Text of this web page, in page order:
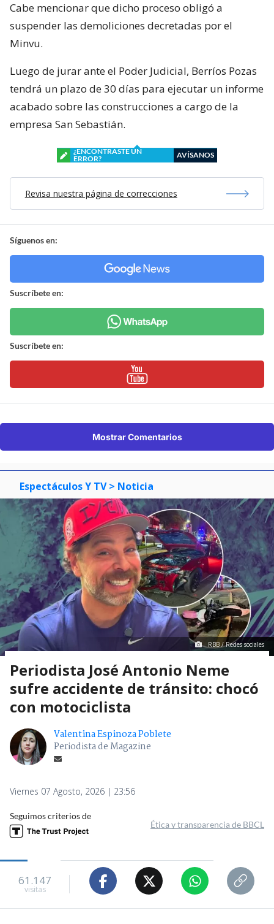
Cabe mencionar que dicho proceso obligó a
suspender las demoliciones decretadas por el
Minvu.
Luego de jurar ante el Poder Judicial, Berríos Pozas
tendrá un plazo de 30 días para ejecutar un informe
acabado sobre las construcciones a cargo de la
empresa San Sebastián.
¿ENCONTRASTE UN
ERROR?
AVÍSANOS
Revisa nuestra página de correcciones
Síguenos en:
Suscríbete en:
Suscríbete en:
Mostrar Comentarios
Espectáculos Y TV > Noticia
RBB / Redes sociales
Periodista José Antonio Neme
sufre accidente de tránsito: chocó
con motociclista
Valentina Espinoza Poblete
Periodista de Magazine
Viernes 07 Agosto, 2026 | 23:56
Seguimos criterios de
Ética y transparencia de BBCL
61.147
visitas